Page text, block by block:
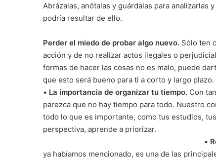
Abrázalas, anótalas y guárdalas para analizarlas
podría resultar de ello.
Perder el miedo de probar algo nuevo. Sólo ten
acción y de no realizar actos ilegales o
formas de hacer las cosas no es malo, puede
que esto será bueno para ti a corto y largo plazo.
• La importancia de organizar tu tiempo. Con
parezca que no hay tiempo para todo. Nuestro
todo lo que es importante, como tus estudios,
perspectiva, aprende a priorizar.
•
ya habíamos mencionado, es una de las